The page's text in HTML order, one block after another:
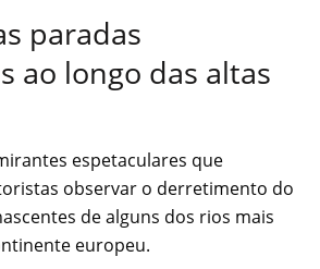
paradas
ao longo das altas
espetaculares que
observar o derretimento do
de alguns dos rios mais
europeu.